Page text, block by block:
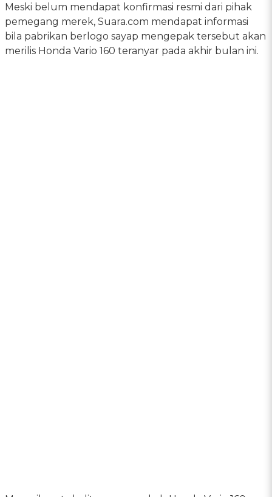
Meski belum mendapat konfirmasi resmi dari pihak
pemegang merek, Suara.com mendapat informasi
bila pabrikan berlogo sayap mengepak tersebut akan
merilis Honda Vario 160 teranyar pada akhir bulan ini.